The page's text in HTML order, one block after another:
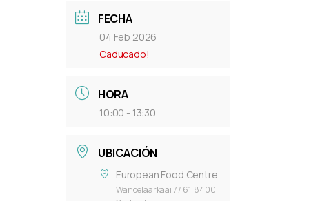
FECHA
04 Feb 2026
Caducado!
HORA
10:00 - 13:30
UBICACIÓN
European Food Centre
Wandelaarkaai 7 / 61, 8400